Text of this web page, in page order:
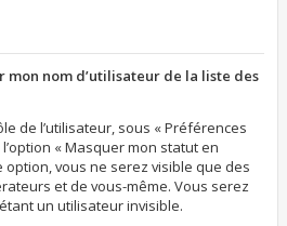
mon nom d’utilisateur de la liste des
de l’utilisateur, sous « Préférences
« Masquer mon statut en
option, vous ne serez visible que des
et de vous-même. Vous serez
un utilisateur invisible.